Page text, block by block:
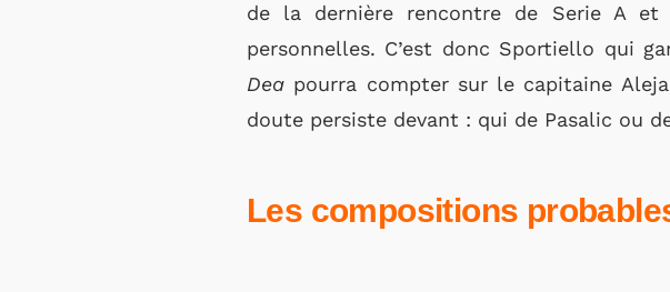
de la dernière rencontre de Serie A
personnelles. C’est donc Sportiello qui
Dea pourra compter sur le capitaine
doute persiste devant : qui de Pasalic ou
Les compositions